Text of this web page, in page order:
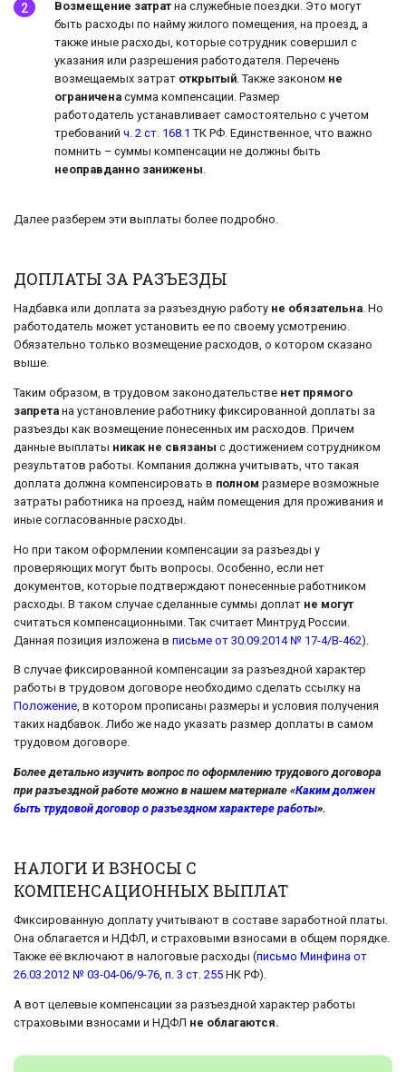
Возмещение затрат на служебные поездки. Это могут
быть расходы по найму жилого помещения, на проезд, а
также иные расходы, которые сотрудник совершил с
указания или разрешения работодателя. Перечень
возмещаемых затрат открытый. Также законом не
ограничена сумма компенсации. Размер
работодатель устанавливает самостоятельно с учетом
требований ч. 2 ст. 168.1 ТК РФ. Единственное, что важно
помнить – суммы компенсации не должны быть
неоправданно занижены.
Далее разберем эти выплаты более подробно.
ДОПЛАТЫ ЗА РАЗЪЕЗДЫ
Надбавка или доплата за разъездную работу не обязательна . Но
работодатель может установить ее по своему усмотрению.
Обязательно только возмещение расходов, о котором сказано
выше.
Таким образом, в трудовом законодательстве нет прямого
запрета на установление работнику фиксированной доплаты за
разъезды как возмещение понесенных им расходов. Причем
данные выплаты никак не связаны с достижением сотрудником
результатов работы. Компания должна учитывать, что такая
доплата должна компенсировать в полном размере возможные
затраты работника на проезд, найм помещения для проживания и
иные согласованные расходы.
Но при таком оформлении компенсации за разъезды у
проверяющих могут быть вопросы. Особенно, если нет
документов, которые подтверждают понесенные работником
расходы. В таком случае сделанные суммы доплат не могут
считаться компенсационными. Так считает Минтруд России.
Данная позиция изложена в письме от 30.09.2014 № 17-4/В-462).
В случае фиксированной компенсации за разъездной характер
работы в трудовом договоре необходимо сделать ссылку на
Положение, в котором прописаны размеры и условия получения
таких надбавок. Либо же надо указать размер доплаты в самом
трудовом договоре.
Более детально изучить вопрос по оформлению трудового договора
при разъездной работе можно в нашем материале «Каким должен
быть трудовой договор о разъездном характере работы».
НАЛОГИ И ВЗНОСЫ С
КОМПЕНСАЦИОННЫХ ВЫПЛАТ
Фиксированную доплату учитывают в составе заработной платы.
Она облагается и НДФЛ, и страховыми взносами в общем порядке.
Также её включают в налоговые расходы (письмо Минфина от
26.03.2012 № 03-04-06/9-76, п. 3 ст. 255 НК РФ).
А вот целевые компенсации за разъездной характер работы
страховыми взносами и НДФЛ не облагаются.